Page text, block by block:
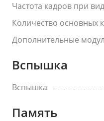
Частота кадров при
Количество основных
Дополнительные
Вспышка
Вспышка
Память